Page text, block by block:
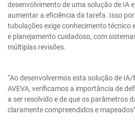
desenvolvimento de uma solução de IA
aumentar a eficiência da tarefa. Isso
tubulações exige conhecimento técnico
e planejamento cuidadoso, com
múltiplas revisões.
“Ao desenvolvermos esta solução de
AVEVA, verificamos a importância de
a ser resolvido e de que os parâmetros
claramente compreendidos e